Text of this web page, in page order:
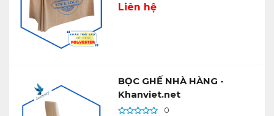
Liên hệ
BỌC GHẾ NHÀ HÀNG -
Khanviet.net
0